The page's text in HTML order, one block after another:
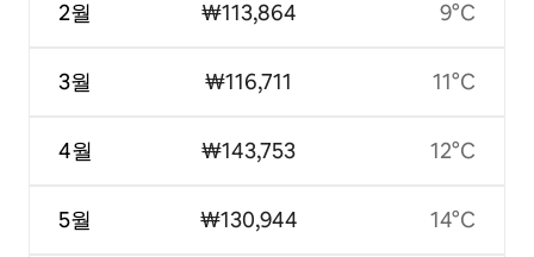
2월
3월
4월
5월
₩113,864
₩116,711
₩143,753
₩130,944
9°C
11°C
12°C
14°C